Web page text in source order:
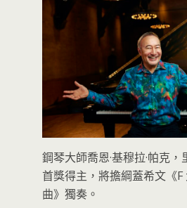
鋼琴大師喬恩·基穆拉·帕克
首獎得主，將擔綱蓋希文《
曲》獨奏。